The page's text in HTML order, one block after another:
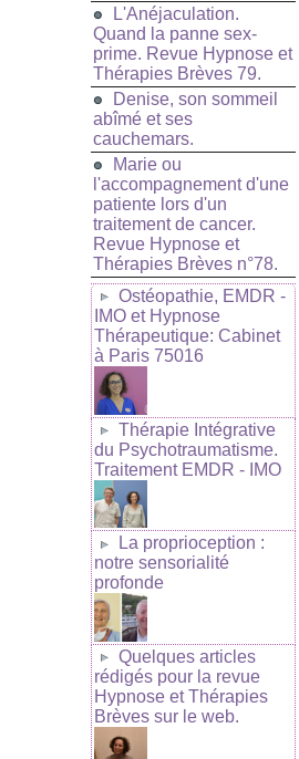
L'Anéjaculation.
Quand la panne sex-
prime. Revue Hypnose et
Thérapies Brèves 79.
Denise, son sommeil
abîmé et ses
cauchemars.
Marie ou
l'accompagnement d'une
patiente lors d'un
traitement de cancer.
Revue Hypnose et
Thérapies Brèves n°78.
Ostéopathie, EMDR -
IMO et Hypnose
Thérapeutique: Cabinet
à Paris 75016
Thérapie Intégrative
du Psychotraumatisme.
Traitement EMDR - IMO
La proprioception :
notre sensorialité
profonde
Quelques articles
rédigés pour la revue
Hypnose et Thérapies
Brèves sur le web.